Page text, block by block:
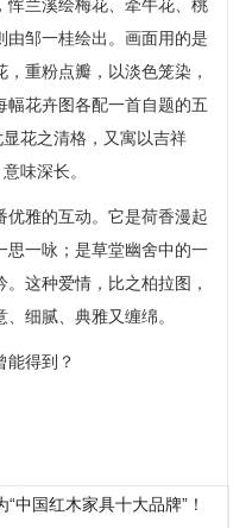
恽兰溪绘梅花、牵牛花、桃
由邹一桂绘出。画面用的是
重粉点瓣，以淡色笼染，
幅花卉图各配一首自题的五
花之清格，又寓以吉祥
意味深长。
雅的互动。它是荷香漫起
思一咏；是草堂幽舍中的一
这种爱情，比之柏拉图，
细腻、典雅又缠绵。
得到？
中国红木家具十大品牌”！